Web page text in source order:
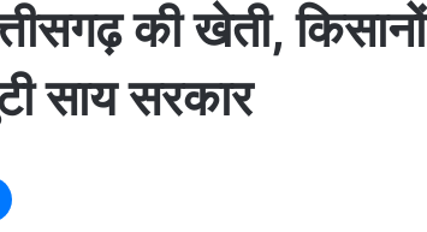
की खेती, किसानों
साय सरकार